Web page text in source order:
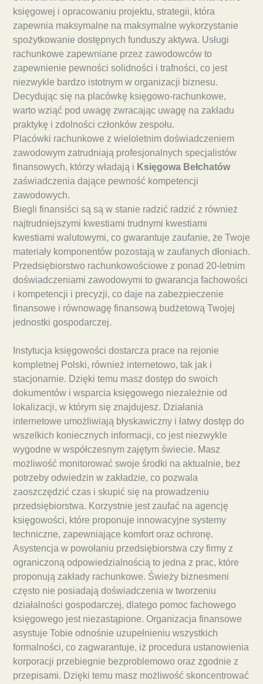
księgowej i opracowaniu projektu, strategii, która
zapewnia maksymalne na maksymalne wykorzystanie
spożytkowanie dostępnych funduszy aktywa. Usługi
rachunkowe zapewniane przez zawodowców to
zapewnienie pewności solidności i trafności, co jest
niezwykle bardzo istotnym w organizacji biznesu.
Decydując się na placówkę księgowo-rachunkowe,
warto wziąć pod uwagę zwracając uwagę na zakładu
praktykę i zdolności członków zespołu.
Placówki rachunkowe z wieloletnim doświadczeniem
zawodowym zatrudniają profesjonalnych specjalistów
finansowych, którzy władają i Księgowa Bełchatów
zaświadczenia dające pewność kompetencji
zawodowych.
Biegli finansiści są są w stanie radzić radzić z również
najtrudniejszymi kwestiami trudnymi kwestiami
kwestiami walutowymi, co gwarantuje zaufanie, że Twoje
materiały komponentów pozostają w zaufanych dłoniach.
Przedsiębiorstwo rachunkowościowe z ponad 20-letnim
doświadczeniami zawodowymi to gwarancja fachowości
i kompetencji i precyzji, co daje na zabezpieczenie
finansowe i równowagę finansową budżetową Twojej
jednostki gospodarczej.
Instytucja księgowości dostarcza prace na rejonie
kompletnej Polski, również internetowo, tak jak i
stacjonarnie. Dzięki temu masz dostęp do swoich
dokumentów i wsparcia księgowego niezależnie od
lokalizacji, w którym się znajdujesz. Działania
internetowe umożliwiają błyskawiczny i łatwy dostęp do
wszelkich koniecznych informacji, co jest niezwykle
wygodne w współczesnym zajętym świecie. Masz
możliwość monitorować swoje środki na aktualnie, bez
potrzeby odwiedzin w zakładzie, co pozwala
zaoszczędzić czas i skupić się na prowadzeniu
przedsiębiorstwa. Korzystnie jest zaufać na agencję
księgowości, które proponuje innowacyjne systemy
techniczne, zapewniające komfort oraz ochronę.
Asystencja w powołaniu przedsiębiorstwa czy firmy z
ograniczoną odpowiedzialnością to jedna z prac, które
proponują zakłady rachunkowe. Świeży biznesmeni
często nie posiadają doświadczenia w tworzeniu
działalności gospodarczej, dlatego pomoc fachowego
księgowego jest niezastąpione. Organizacja finansowe
asystuje Tobie odnośnie uzupełnieniu wszystkich
formalności, co zagwarantuje, iż procedura ustanowienia
korporacji przebiegnie bezproblemowo oraz zgodnie z
przepisami. Dzięki temu masz możliwość skoncentrować